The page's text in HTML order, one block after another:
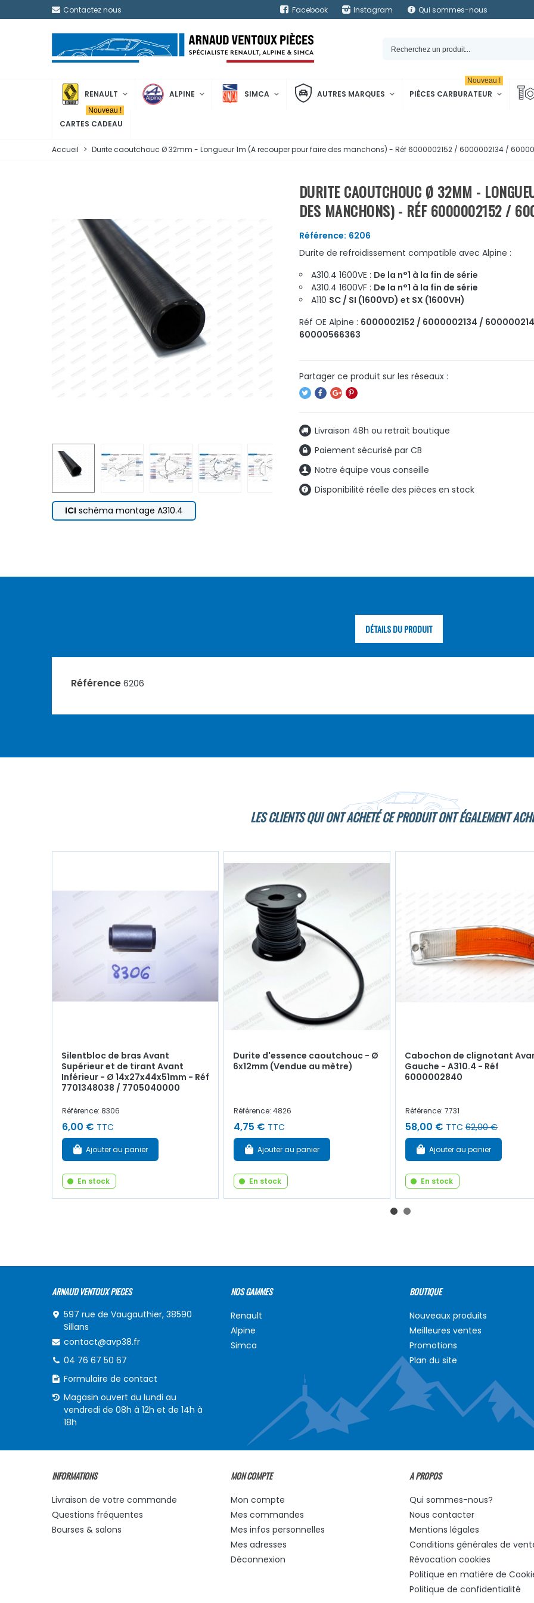
Contactez nous Facebook Instagram Qui sommes-nous
RENAULT ALPINE SIMCA AUTRES MARQUES PIÈCES CARBURATEUR
Nouveau !
CARTES CADEAU
Nouveau !
Accueil > Durite caoutchouc Ø 32mm - Longueur 1m (A recouper pour faire des manchons) - Réf 6000002152 / 6000002134 /
ICI schéma montage A310.4
DURITE CAOUTCHOUC Ø 32MM -
DES MANCHONS) - RÉF 6000002152 /
Référence: 6206
Durite de refroidissement compatible avec Alpine :
A310.4 1600VE : De la n°1 à la fin de série
A310.4 1600VF : De la n°1 à la fin de série
A110 SC / SI (1600VD) et SX (1600VH)
Réf OE Alpine : 6000002152 / 6000002134 /
60000566363
Livraison 48h ou retrait boutique
Paiement sécurisé par CB
Notre équipe vous conseille
Disponibilité réelle des pièces en stock
DÉTAILS DU PRODUIT
Référence 6206
LES CLIENTS QUI ONT ACHETÉ CE PRODUIT ONT ÉGALEMENT
Silentbloc de bras Avant
Supérieur et de tirant Avant
Inférieur - Ø 14x27x44x51mm - Réf
7701348038 / 7705040000
Référence: 8306
6,00 € TTC
Ajouter au panier
En stock
Durite d'essence caoutchouc - Ø
6x12mm (Vendue au mètre)
Référence: 4826
4,75 € TTC
Ajouter au panier
En stock
Cabochon de clignotant
Gauche - A310.4 - Réf
6000002840
Référence: 7731
58,00 € TTC 62,00 €
Ajouter au panier
En stock
ARNAUD VENTOUX PIECES
597 rue de Vaugauthier, 38590
Sillans
contact@avp38.fr
04 76 67 50 67
Formulaire de contact
Magasin ouvert du lundi au
vendredi de 08h à 12h et de 14h à
18h
NOS GAMMES
Renault
Alpine
Simca
BOUTIQUE
Nouveaux produits
Meilleures ventes
Promotions
Plan du site
INFORMATIONS
Livraison de votre commande
Questions fréquentes
Bourses & salons
MON COMPTE
Mon compte
Mes commandes
Mes infos personnelles
Mes adresses
Déconnexion
A PROPOS
Qui sommes-nous?
Nous contacter
Mentions légales
Conditions générales de
Révocation cookies
Politique en matière de
Politique de confidentialité